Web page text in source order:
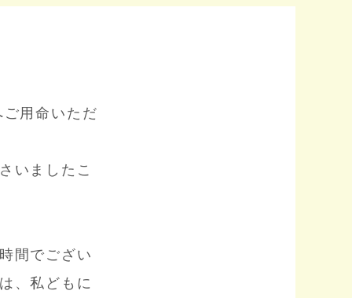
用命いただ
いましたこ
間でござい
、私どもに